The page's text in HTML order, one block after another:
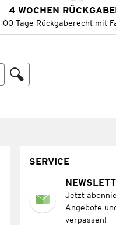
4 WOCHEN
100 Tage Rückgaberecht mit
SERVICE
Jetzt
Angebote
verpassen!